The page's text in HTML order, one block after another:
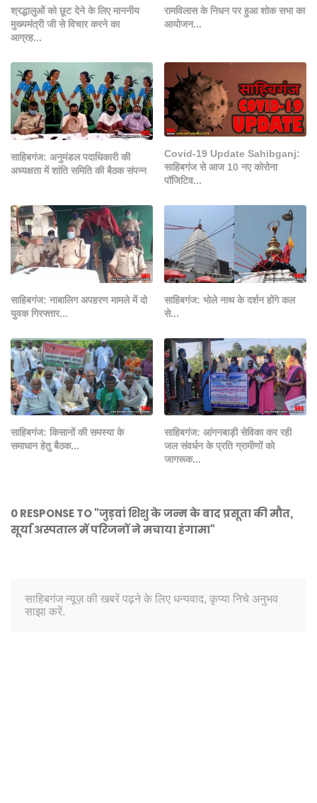
श्रद्धालुओं को छूट देने के लिए माननीय
मुख्यमंत्री जी से विचार करने का
आग्रह...
रामविलास के निधन पर हुआ शोक सभा का
आयोजन...
साहिबगंज: अनुमंडल पदाधिकारी की
अध्यक्षता में शांति समिति की बैठक संपन्न
Covid-19 Update Sahibganj:
साहिबगंज से आज 10 नए कोरोना
पॉजिटिव...
साहिबगंज: नाबालिग अपहरण मामले में दो
युवक गिरफ्तार...
साहिबगंज: भोले नाथ के दर्शन होंगे कल
से...
साहिबगंज: किसानों की समस्या के
समाधान हेतु बैठक...
साहिबगंज: आंगनबाड़ी सेविका कर रही
जल संवर्धन के प्रति ग्रामीणों को
जागरूक...
0 RESPONSE TO "जुड़वां शिशु के जन्म के बाद प्रसूता की मौत,
सूर्या अस्पताल में परिजनों ने मचाया हंगामा"
साहिबगंज न्यूज़ की खबरें पढ़ने के लिए धन्यवाद, कृप्या निचे अनुभव
साझा करें.